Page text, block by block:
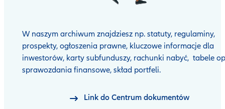
W naszym archiwum znajdziesz np. statuty, regulaminy,
prospekty, ogłoszenia prawne, kluczowe informacje dla
inwestorów, karty subfunduszy, rachunki nabyć, tabele
sprawozdania finansowe, skład portfeli.
Link do Centrum dokumentów